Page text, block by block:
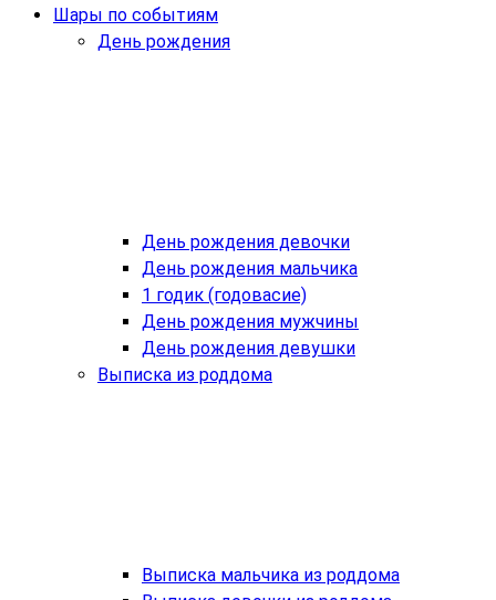
Шары по событиям
День рождения
День рождения девочки
День рождения мальчика
1 годик (годовасие)
День рождения мужчины
День рождения девушки
Выписка из роддома
Выписка мальчика из роддома